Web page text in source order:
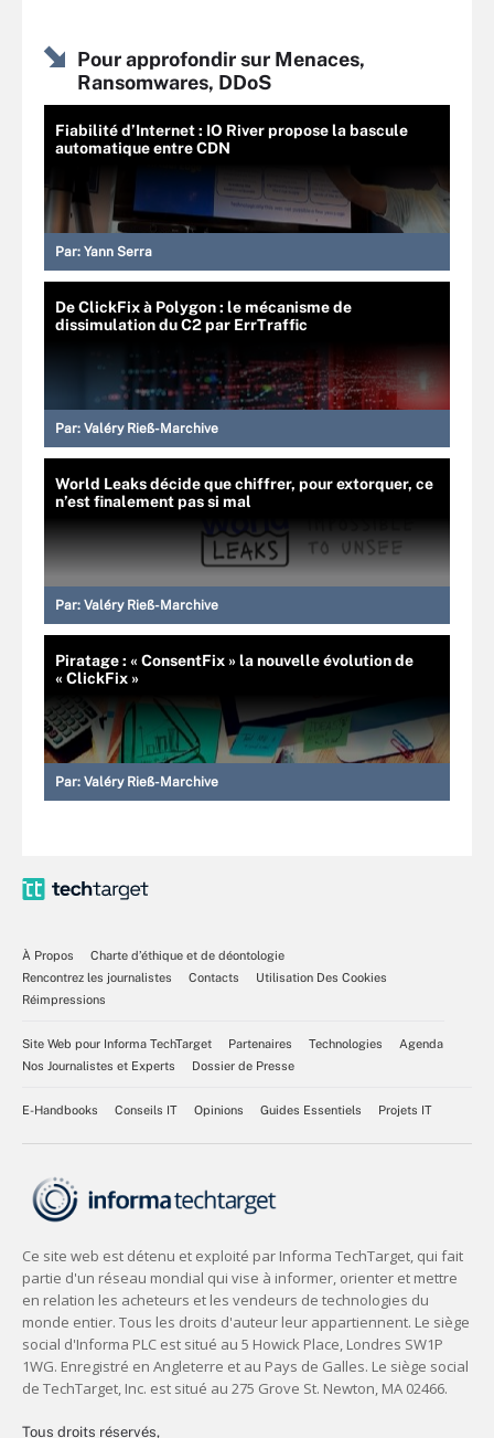
Pour approfondir sur Menaces,
Ransomwares, DDoS
Fiabilité d’Internet : IO River propose la bascule
automatique entre CDN
Par: Yann Serra
De ClickFix à Polygon : le mécanisme de
dissimulation du C2 par ErrTraffic
Par: Valéry Rieß-Marchive
World Leaks décide que chiffrer, pour extorquer, ce
n’est finalement pas si mal
Par: Valéry Rieß-Marchive
Piratage : « ConsentFix » la nouvelle évolution de
« ClickFix »
Par: Valéry Rieß-Marchive
À Propos
Charte d’éthique et de déontologie
Rencontrez les journalistes
Contacts
Utilisation Des Cookies
Réimpressions
Site Web pour Informa TechTarget Partenaires Technologies
Agenda
Nos Journalistes et Experts
Dossier de Presse
E-Handbooks Conseils IT Opinions Guides Essentiels Projets IT
Tous droits réservés,